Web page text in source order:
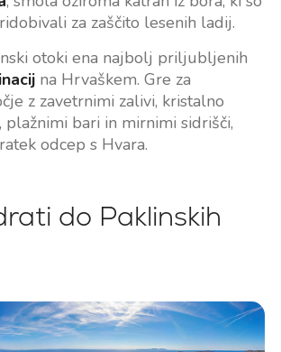
za zaščito lesenih ladij.
otoki ena najbolj priljubljenih
na Hrvaškem. Gre za
z zavetrnimi zalivi, kristalno
plažnimi bari in mirnimi sidrišči,
odcep s Hvara.
do Paklinskih